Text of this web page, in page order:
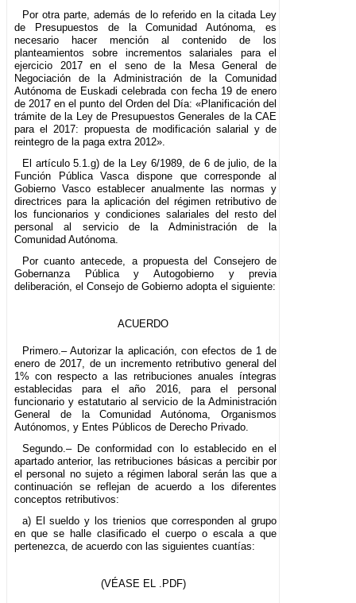
Por otra parte, además de lo referido en la citada Ley
de Presupuestos de la Comunidad Autónoma, es
necesario hacer mención al contenido de los
planteamientos sobre incrementos salariales para el
ejercicio 2017 en el seno de la Mesa General de
Negociación de la Administración de la Comunidad
Autónoma de Euskadi celebrada con fecha 19 de enero
de 2017 en el punto del Orden del Día: «Planificación del
trámite de la Ley de Presupuestos Generales de la CAE
para el 2017: propuesta de modificación salarial y de
reintegro de la paga extra 2012».
El artículo 5.1.g) de la Ley 6/1989, de 6 de julio, de la
Función Pública Vasca dispone que corresponde al
Gobierno Vasco establecer anualmente las normas y
directrices para la aplicación del régimen retributivo de
los funcionarios y condiciones salariales del resto del
personal al servicio de la Administración de la
Comunidad Autónoma.
Por cuanto antecede, a propuesta del Consejero de
Gobernanza Pública y Autogobierno y previa
deliberación, el Consejo de Gobierno adopta el siguiente:
ACUERDO
Primero.– Autorizar la aplicación, con efectos de 1 de
enero de 2017, de un incremento retributivo general del
1% con respecto a las retribuciones anuales íntegras
establecidas para el año 2016, para el personal
funcionario y estatutario al servicio de la Administración
General de la Comunidad Autónoma, Organismos
Autónomos, y Entes Públicos de Derecho Privado.
Segundo.– De conformidad con lo establecido en el
apartado anterior, las retribuciones básicas a percibir por
el personal no sujeto a régimen laboral serán las que a
continuación se reflejan de acuerdo a los diferentes
conceptos retributivos:
a) El sueldo y los trienios que corresponden al grupo
en que se halle clasificado el cuerpo o escala a que
pertenezca, de acuerdo con las siguientes cuantías:
(VÉASE EL .PDF)